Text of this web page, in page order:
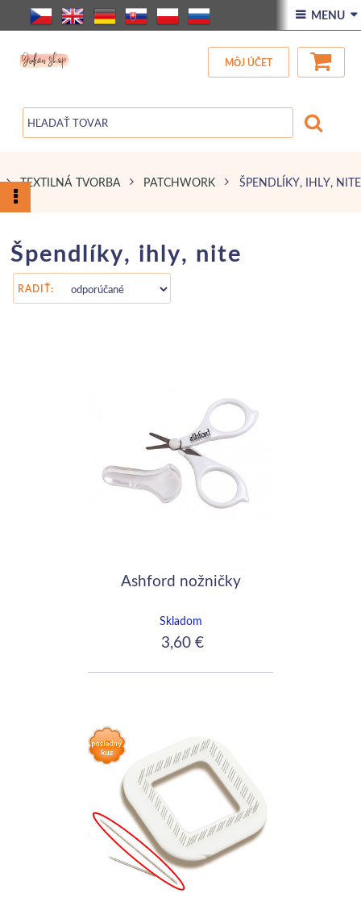
ÚVOD
VŠETOK TOVAR
ZĽAVA BLOG
 MENU 
MÔJ ÚČET
TEXTILNÁ TVORBA PATCHWORK
ŠPENDLÍKY, IHLY, NITE
(8 )
Špendlíky, ihly, nite
RADIŤ:
Ashford nožničky
Skladom
3,60 €